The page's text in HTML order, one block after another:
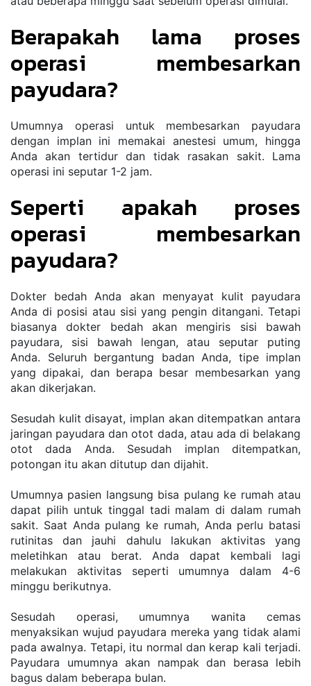
Berapakah lama proses
operasi membesarkan
payudara?
Umumnya operasi untuk membesarkan payudara
dengan implan ini memakai anestesi umum, hingga
Anda akan tertidur dan tidak rasakan sakit. Lama
operasi ini seputar 1-2 jam.
Seperti apakah proses
operasi membesarkan
payudara?
Dokter bedah Anda akan menyayat kulit payudara
Anda di posisi atau sisi yang pengin ditangani. Tetapi
biasanya dokter bedah akan mengiris sisi bawah
payudara, sisi bawah lengan, atau seputar puting
Anda. Seluruh bergantung badan Anda, tipe implan
yang dipakai, dan berapa besar membesarkan yang
akan dikerjakan.
Sesudah kulit disayat, implan akan ditempatkan antara
jaringan payudara dan otot dada, atau ada di belakang
otot dada Anda. Sesudah implan ditempatkan,
potongan itu akan ditutup dan dijahit.
Umumnya pasien langsung bisa pulang ke rumah atau
dapat pilih untuk tinggal tadi malam di dalam rumah
sakit. Saat Anda pulang ke rumah, Anda perlu batasi
rutinitas dan jauhi dahulu lakukan aktivitas yang
meletihkan atau berat. Anda dapat kembali lagi
melakukan aktivitas seperti umumnya dalam 4-6
minggu berikutnya.
Sesudah operasi, umumnya wanita cemas
menyaksikan wujud payudara mereka yang tidak alami
pada awalnya. Tetapi, itu normal dan kerap kali terjadi.
Payudara umumnya akan nampak dan berasa lebih
bagus dalam beberapa bulan.